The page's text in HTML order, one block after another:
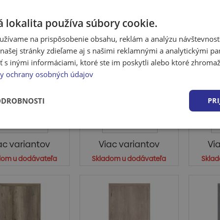
dvere
SM plné,
ľavé, beton
dvere,
variantov
u dodávateľa
Interiérové dvere
Solodoor SM plné,
Viac variantov
Skladom u dodávateľa
lokalita používa súbory cookie.
na prispôsobenie obsahu, reklám a analýzu
stránky zdieľame aj s našimi reklamnými a analytickými
s inými informáciami, ktoré ste im poskytli alebo ktoré
ochrany osobných údajov